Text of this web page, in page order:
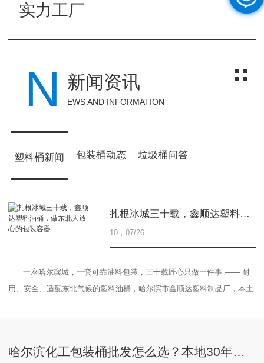
实力工厂
N 新闻资讯
EWS AND INFORMATION
塑料桶新闻 包装桶动态 垃圾桶问答
扎根冰城三十载，鑫顺达塑料油桶，做东北人放心的包装容器
10，07/26
一座哈尔滨城，一套可靠油料包装，三十载匠心只做一件事 —— 耐
用、安全、适配东北气候的塑料油桶，哈尔滨市鑫顺达塑料制品厂，本土
哈尔滨化工包装桶批发怎么选？本地30年老厂鑫顺达帮你少走弯路